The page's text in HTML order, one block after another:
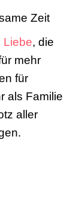
Zeit
Liebe, die
mehr
für
als Familie
aller